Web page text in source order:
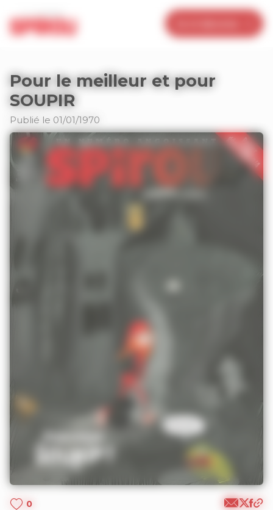
Pour le meilleur et pour
SOUPIR
Publié le 01/01/1970
0